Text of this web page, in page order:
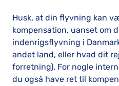
Husk, at din flyvning kan
kompensation, uanset om
indenrigsflyvning i
andet land, eller hvad dit
forretning). For nogle
du også have ret til